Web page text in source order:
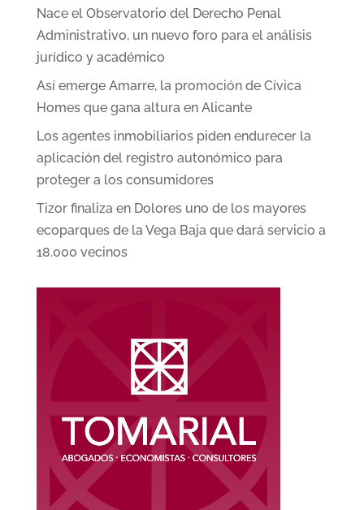
Nace el Observatorio del Derecho Penal
Administrativo, un nuevo foro para el análisis
jurídico y académico
Así emerge Amarre, la promoción de Cívica
Homes que gana altura en Alicante
Los agentes inmobiliarios piden endurecer la
aplicación del registro autonómico para
proteger a los consumidores
Tizor finaliza en Dolores uno de los mayores
ecoparques de la Vega Baja que dará servicio a
18.000 vecinos